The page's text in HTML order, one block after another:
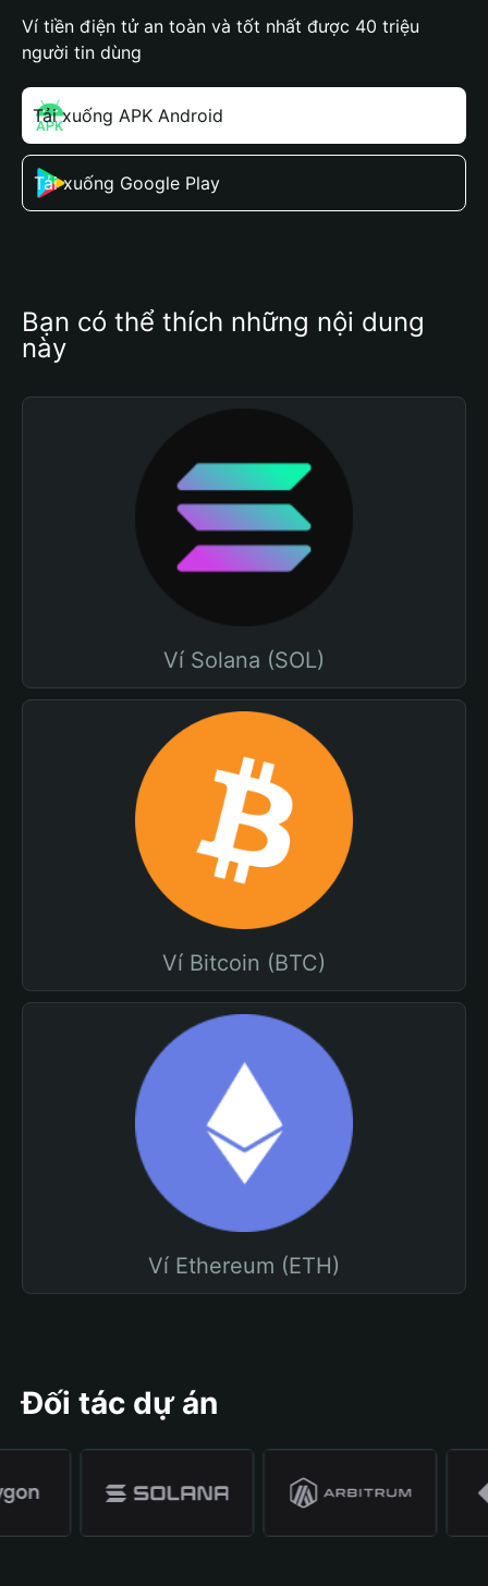
Ví tiền điện tử an toàn và tốt nhất được 40 triệu
người tin dùng
Tải xuống APK Android
Tải xuống Google Play
Bạn có thể thích những nội dung
này
Ví Solana (SOL)
Ví Bitcoin (BTC)
Ví Ethereum (ETH)
Đối tác dự án